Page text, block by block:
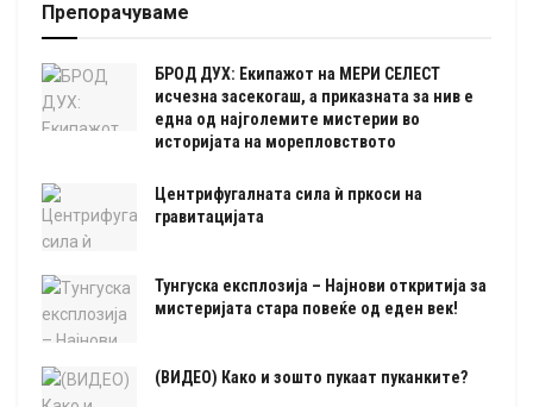
Препорачуваме
БРОД ДУХ: Екипажот на МЕРИ СЕЛЕСТ
исчезна засекогаш, а приказната за нив е
една од најголемите мистерии во
историјата на морепловството
Центрифугалната сила ѝ пркоси на
гравитацијата
Тунгуска експлозија – Најнови откритија за
мистеријата стара повеќе од еден век!
(ВИДЕО) Како и зошто пукаат пуканките?